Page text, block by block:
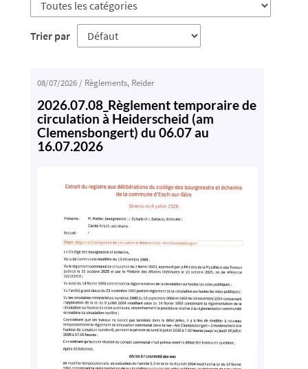
Trier par
08/07/2026/ Règlements, Reider
2026.07.08_Règlement temporaire de
circulation à Heiderscheid (am
Clemensbongert) du 06.07 au
16.07.2026